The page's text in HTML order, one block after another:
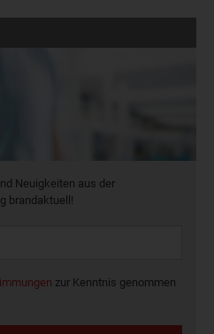
Neuigkeiten aus der
brandaktuell!
zur Kenntnis genommen